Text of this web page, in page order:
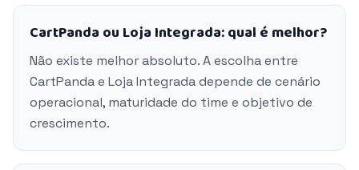
CartPanda ou Loja Integrada: qual é melhor?
Não existe melhor absoluto. A escolha entre
CartPanda e Loja Integrada depende de cenário
operacional, maturidade do time e objetivo de
crescimento.